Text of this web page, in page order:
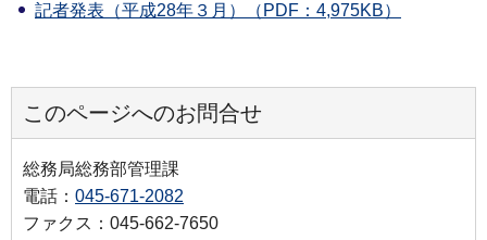
記者発表（平成28年３月）（PDF：4,975KB）
このページへのお問合せ
総務局総務部管理課
電話： 045-671-2082
ファクス：045-662-7650